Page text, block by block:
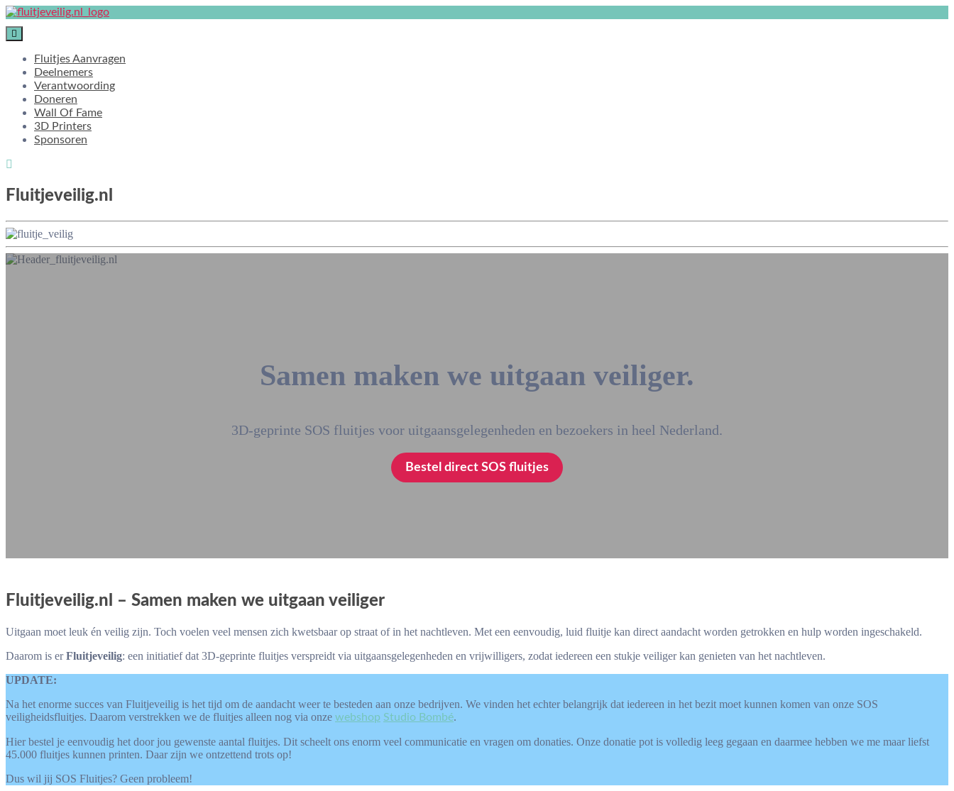
Ga
naar
de
Fluitjes Aanvragen
Deelnemers
Verantwoording
Doneren
Wall Of Fame
3D Printers
Sponsoren
Fluitjeveilig.nl
Samen maken we uitgaan veiliger.
3D-geprinte SOS fluitjes voor uitgaansgelegenheden en bezoekers in heel Nederland.
Bestel direct SOS fluitjes
Fluitjeveilig.nl – Samen maken we uitgaan veiliger
Uitgaan moet leuk én veilig zijn. Toch voelen veel mensen zich kwetsbaar op straat of in het nachtleven. Met een eenvoudig, luid fluitje kan direct aandacht worden getrokken en hulp worden ingeschakeld.
Daarom is erFluitjeveilig: een initiatief dat 3D-geprinte fluitjes verspreidt via uitgaansgelegenheden en vrijwilligers, zodat iedereen een stukje veiliger kan genieten van het nachtleven.
UPDATE:
Na het enorme succes van Fluitjeveilig is het tijd om de aandacht weer te besteden aan onze bedrijven. We vinden het echter belangrijk dat iedereen in het bezit moet kunnen komen van onze SOS
veiligheidsfluitjes. Daarom verstrekken we de fluitjes alleen nog via onze webshop Studio Bombé.
Hier bestel je eenvoudig het door jou gewenste aantal fluitjes. Dit scheelt ons enorm veel communicatie en vragen om donaties. Onze donatie pot is volledig leeg gegaan en daarmee hebben we me maar liefst
45.000 fluitjes kunnen printen. Daar zijn we ontzettend trots op!
Dus wil jij SOS Fluitjes? Geen probleem!